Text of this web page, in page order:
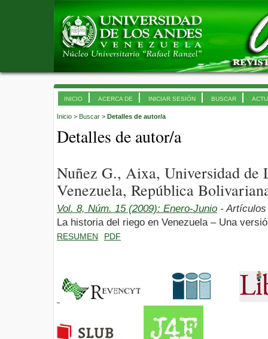
INICIO ACERCA DE INICIAR SESIÓN BUSCAR
Inicio > Buscar > Detalles de autor/a
Detalles de autor/a
Nuñez G., Aixa, Universidad
Venezuela, República
Vol. 8, Núm. 15 (2009): Enero-Junio - Artículos
La historia del riego en Venezuela – Una
RESUMEN PDF